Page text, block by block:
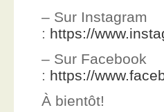
– Sur Instagram
: https://
– Sur Facebook
: https://
À bientôt!